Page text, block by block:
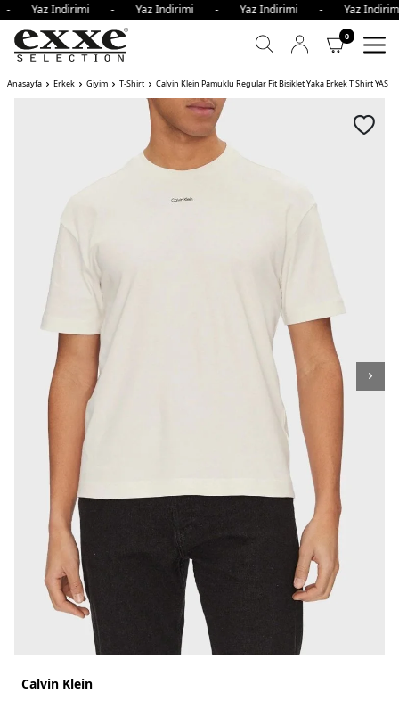
Yaz İndirimi - Yaz İndirimi - Yaz İndirimi - Yaz
0
Anasayfa Erkek Giyim T-Shirt Calvin Klein Pamuklu Regular Fit Bisiklet Yaka Erkek T Shirt YAS
Calvin Klein